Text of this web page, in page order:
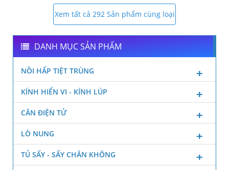
Xem tất cả 292 Sản phẩm cùng loại
DANH MỤC SẢN PHẨM
NỒI HẤP TIỆT TRÙNG
KÍNH HIỂN VI - KÍNH LÚP
CÂN ĐIỆN TỬ
LÒ NUNG
TỦ SẤY - SẤY CHÂN KHÔNG